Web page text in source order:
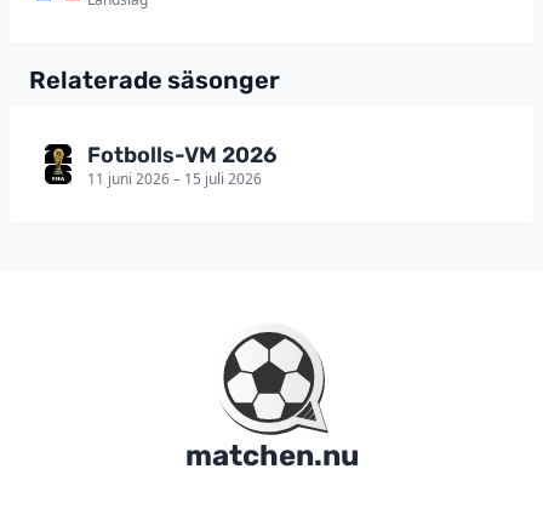
Relaterade säsonger
Fotbolls-VM 2026
11 juni 2026 – 15 juli 2026
matchen.nu